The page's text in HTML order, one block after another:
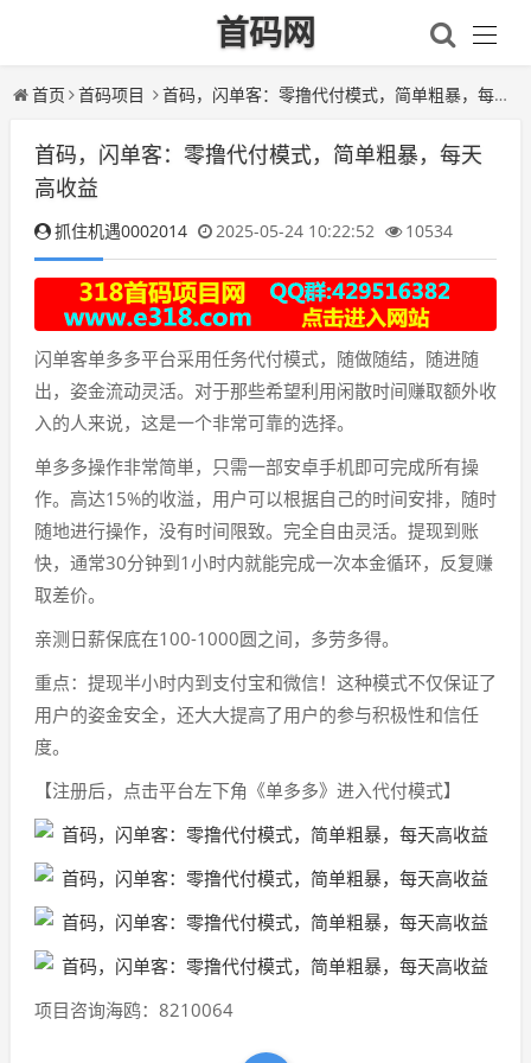
首码网
首页 首码项目 首码，闪单客：零撸代付模式，简单粗暴，每天高收益
首码，闪单客：零撸代付模式，简单粗暴，每天
高收益
抓住机遇0002014 2025-05-24 10:22:52 10534
闪单客单多多平台采用任务代付模式，随做随结，随进随
出，姿金流动灵活。对于那些希望利用闲散时间赚取额外收
入的人来说，这是一个非常可靠的选择。
单多多操作非常简単，只需一部安卓手机即可完成所有操
作。高达15%的收溢，用户可以根据自己的时间安排，随时
随地进行操作，没有时间限致。完全自由灵活。提现到账
快，通常30分钟到1小时内就能完成一次本金循环，反复赚
取差价。
亲测日薪保底在100-1000圆之间，多劳多得。
重点：提现半小时内到支付宝和微信！这种模式不仅保证了
用户的姿金安全，还大大提高了用户的参与积极性和信任
度。
【注册后，点击平台左下角《单多多》进入代付模式】
项目咨询海鸥：8210064